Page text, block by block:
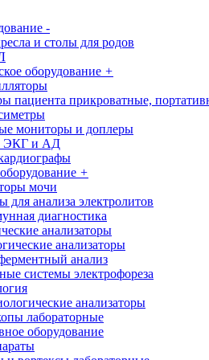
-
и столы для родов
оборудование +
пациента прикроватные,
мониторы и доплеры
ЭКГ и АД
+
мочи
для анализа электролитов
диагностика
анализаторы
анализаторы
анализ
системы электрофореза
анализаторы
лабораторные
оборудование